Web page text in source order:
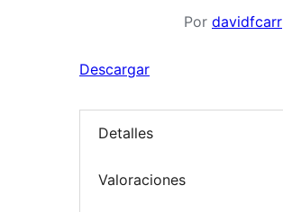
Por davidfcarr
Descargar
Detalles
Valoraciones